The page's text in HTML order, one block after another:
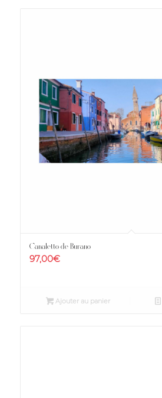
Canaletto de Burano
97,00€
Ajouter au panier